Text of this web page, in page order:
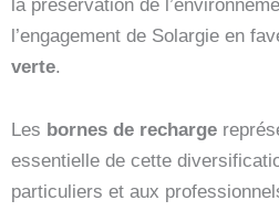
la préservation de
l’engagement de Solargie en
verte.
Les bornes de recharge
essentielle de cette
particuliers et aux